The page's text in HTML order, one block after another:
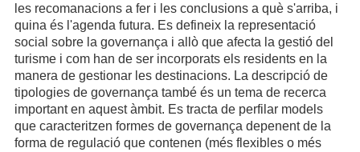
les recomanacions a fer i les conclusions a què s'arriba, i
quina és l'agenda futura. Es defineix la representació
social sobre la governança i allò que afecta la gestió del
turisme i com han de ser incorporats els residents en la
manera de gestionar les destinacions. La descripció de
tipologies de governança també és un tema de recerca
important en aquest àmbit. Es tracta de perfilar models
que caracteritzen formes de governança depenent de la
forma de regulació que contenen (més flexibles o més